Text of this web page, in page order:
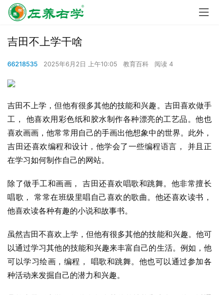
吉田不上学干啥
66218535 2025年6月2日 上午10:05 教育百科 阅读 4
吉田不上学，但他有很多其他的技能和兴趣。吉田喜欢做手
工， 他喜欢用彩色纸和胶水制作各种漂亮的工艺品。他也
喜欢画画，他常常用自己的手画出他想象中的世界。此外，
吉田还喜欢编程和设计，他学会了一些编程语言， 并且正
在学习如何制作自己的网站。
除了做手工和画画， 吉田还喜欢唱歌和跳舞。他非常擅长
唱歌， 常常在班级里唱自己喜欢的歌曲。他还喜欢读书，
他喜欢读各种有趣的小说和故事书。
虽然吉田不喜欢上学，但他有很多其他的技能和兴趣。他可
以通过学习其他的技能和兴趣来丰富自己的生活。例如，他
可以学习绘画，编程， 唱歌和跳舞。他也可以通过参加各
种活动来发掘自己的潜力和兴趣。